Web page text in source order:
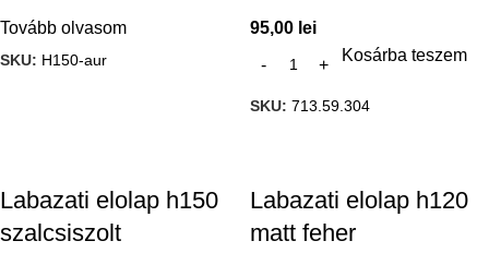
Tovább olvasom
SKU: H150-aur
95,00 lei
Kosárba teszem
SKU: 713.59.304
Labazati elolap h150
szalcsiszolt
Labazati elolap h120
matt feher